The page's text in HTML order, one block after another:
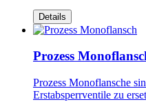
Details
Prozess
Prozess Monoflansche
Erstabsperrventile zu